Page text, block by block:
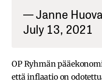
— Janne
July 13, 2021
OP Ryhmän
että inflaatio on